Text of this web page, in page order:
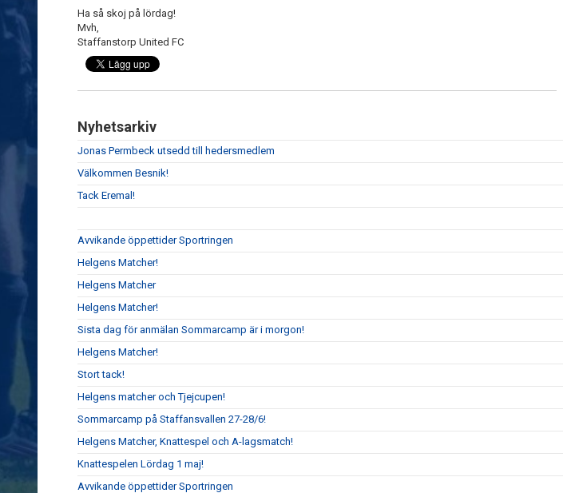
Ha så skoj på lördag!
Mvh,
Staffanstorp United FC
Nyhetsarkiv
Jonas Permbeck utsedd till hedersmedlem
Välkommen Besnik!
Tack Eremal!
Avvikande öppettider Sportringen
Helgens Matcher!
Helgens Matcher
Helgens Matcher!
Sista dag för anmälan Sommarcamp är i morgon!
Helgens Matcher!
Stort tack!
Helgens matcher och Tjejcupen!
Sommarcamp på Staffansvallen 27-28/6!
Helgens Matcher, Knattespel och A-lagsmatch!
Knattespelen Lördag 1 maj!
Avvikande öppettider Sportringen